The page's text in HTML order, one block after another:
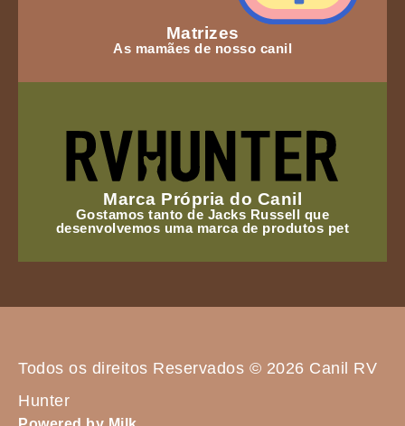
Matrizes
As mamães de nosso canil
Marca Própria do Canil
Gostamos tanto de Jacks Russell que
desenvolvemos uma marca de produtos pet
Todos os direitos Reservados © 2026 Canil RV
Hunter